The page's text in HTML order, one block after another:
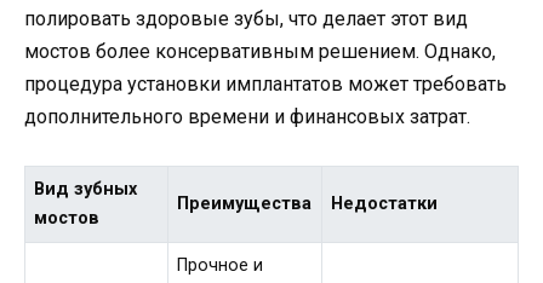
полировать здоровые зубы, что делает этот вид
мостов более консервативным решением. Однако,
процедура установки имплантатов может требовать
дополнительного времени и финансовых затрат.
Вид зубных
мостов
Преимущества Недостатки
Прочное и